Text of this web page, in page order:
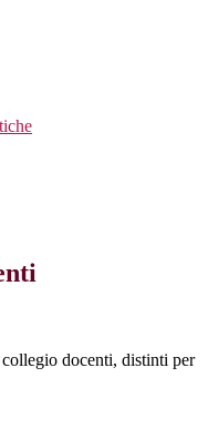
docenti, distinti per